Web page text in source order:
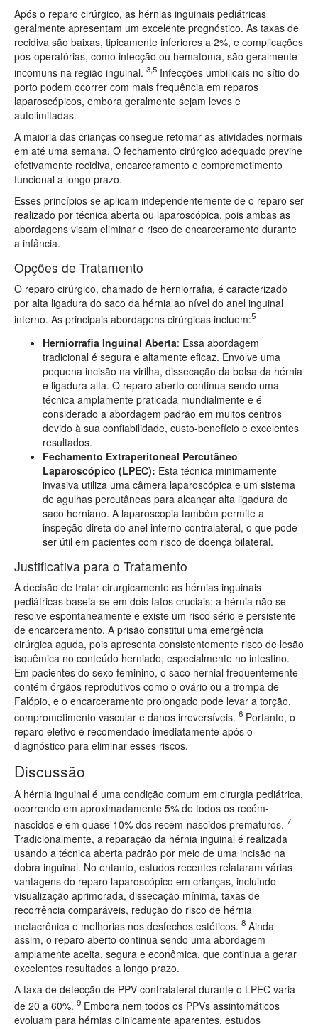
Após o reparo cirúrgico, as hérnias inguinais pediátricas
geralmente apresentam um excelente prognóstico. As taxas de
recidiva são baixas, tipicamente inferiores a 2%, e complicações
pós-operatórias, como infecção ou hematoma, são geralmente
incomuns na região inguinal. 3,5 Infecções umbilicais no sítio do
porto podem ocorrer com mais frequência em reparos
laparoscópicos, embora geralmente sejam leves e
autolimitadas.
A maioria das crianças consegue retomar as atividades normais
em até uma semana. O fechamento cirúrgico adequado previne
efetivamente recidiva, encarceramento e comprometimento
funcional a longo prazo.
Esses princípios se aplicam independentemente de o reparo ser
realizado por técnica aberta ou laparoscópica, pois ambas as
abordagens visam eliminar o risco de encarceramento durante
a infância.
Opções de Tratamento
O reparo cirúrgico, chamado de herniorrafia, é caracterizado
por alta ligadura do saco da hérnia ao nível do anel inguinal
interno. As principais abordagens cirúrgicas incluem:5
Herniorrafia Inguinal Aberta: Essa abordagem
tradicional é segura e altamente eficaz. Envolve uma
pequena incisão na virilha, dissecação da bolsa da hérnia
e ligadura alta. O reparo aberto continua sendo uma
técnica amplamente praticada mundialmente e é
considerado a abordagem padrão em muitos centros
devido à sua confiabilidade, custo-benefício e excelentes
resultados.
Fechamento Extraperitoneal Percutâneo
Laparoscópico (LPEC): Esta técnica minimamente
invasiva utiliza uma câmera laparoscópica e um sistema
de agulhas percutâneas para alcançar alta ligadura do
saco herniano. A laparoscopia também permite a
inspeção direta do anel interno contralateral, o que pode
ser útil em pacientes com risco de doença bilateral.
Justificativa para o Tratamento
A decisão de tratar cirurgicamente as hérnias inguinais
pediátricas baseia-se em dois fatos cruciais: a hérnia não se
resolve espontaneamente e existe um risco sério e persistente
de encarceramento. A prisão constitui uma emergência
cirúrgica aguda, pois apresenta consistentemente risco de lesão
isquêmica no conteúdo herniado, especialmente no intestino.
Em pacientes do sexo feminino, o saco hernial frequentemente
contém órgãos reprodutivos como o ovário ou a trompa de
Falópio, e o encarceramento prolongado pode levar a torção,
comprometimento vascular e danos irreversíveis. 6 Portanto, o
reparo eletivo é recomendado imediatamente após o
diagnóstico para eliminar esses riscos.
Discussão
A hérnia inguinal é uma condição comum em cirurgia pediátrica,
ocorrendo em aproximadamente 5% de todos os recém-
nascidos e em quase 10% dos recém-nascidos prematuros. 7
Tradicionalmente, a reparação da hérnia inguinal é realizada
usando a técnica aberta padrão por meio de uma incisão na
dobra inguinal. No entanto, estudos recentes relataram várias
vantagens do reparo laparoscópico em crianças, incluindo
visualização aprimorada, dissecação mínima, taxas de
recorrência comparáveis, redução do risco de hérnia
metacrônica e melhorias nos desfechos estéticos. 8 Ainda
assim, o reparo aberto continua sendo uma abordagem
amplamente aceita, segura e econômica, que continua a gerar
excelentes resultados a longo prazo.
A taxa de detecção de PPV contralateral durante o LPEC varia
de 20 a 60%. 9 Embora nem todos os PPVs assintomáticos
evoluam para hérnias clinicamente aparentes, estudos